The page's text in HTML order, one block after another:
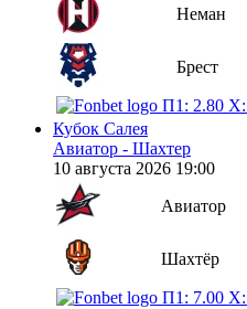
Неман
Брест
П1: 2.80
Кубок Салея
Авиатор - Шахтер
10 августа 2026 19:00
Авиатор
Шахтёр
П1: 7.00